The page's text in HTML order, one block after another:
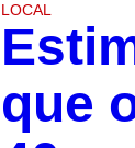
LOCAL
que